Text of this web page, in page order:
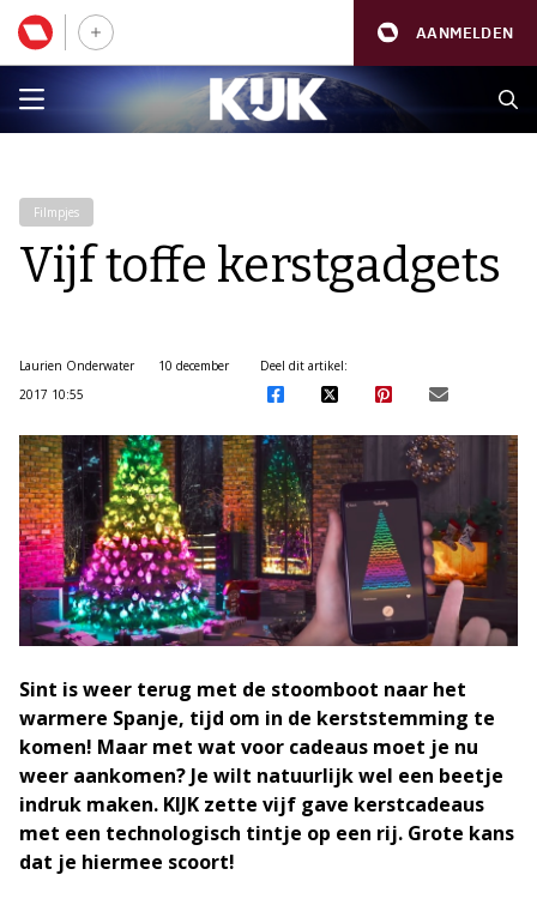
AANMELDEN
Filmpjes
Vijf toffe kerstgadgets
Laurien Onderwater
10 december
2017 10:55
Deel dit artikel:
Sint is weer terug met de stoomboot naar het
warmere Spanje, tijd om in de kerststemming te
komen! Maar met wat voor cadeaus moet je nu
weer aankomen? Je wilt natuurlijk wel een beetje
indruk maken. KIJK zette vijf gave kerstcadeaus
met een technologisch tintje op een rij. Grote kans
dat je hiermee scoort!